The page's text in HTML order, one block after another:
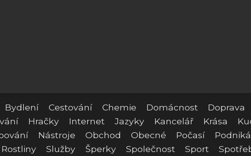
Bydlení Cestování Chemie Domácnost Doprava
Hračky Internet Jazyky Kancelář Krása
Nástroje Obchod Obecné Počasí
Rostliny Služby Šperky Společnost Sport